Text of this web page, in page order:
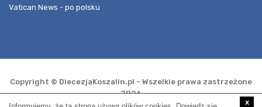
Vatican News - po polsku
Copyright © DiecezjaKoszalin.pl - Wszelkie prawa zastrzeżone
2026
x